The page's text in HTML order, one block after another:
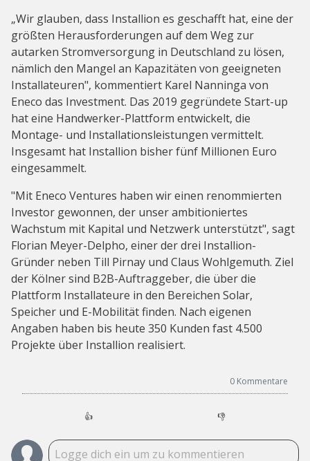
„Wir glauben, dass Installion es geschafft hat, eine der
größten Herausforderungen auf dem Weg zur
autarken Stromversorgung in Deutschland zu lösen,
nämlich den Mangel an Kapazitäten von geeigneten
Installateuren", kommentiert Karel Nanninga von
Eneco das Investment. Das 2019 gegründete Start-up
hat eine Handwerker-Plattform entwickelt, die
Montage- und Installationsleistungen vermittelt.
Insgesamt hat Installion bisher fünf Millionen Euro
eingesammelt.
"Mit Eneco Ventures haben wir einen renommierten
Investor gewonnen, der unser ambitioniertes
Wachstum mit Kapital und Netzwerk unterstützt", sagt
Florian Meyer-Delpho, einer der drei Installion-
Gründer neben Till Pirnay und Claus Wohlgemuth. Ziel
der Kölner sind B2B-Auftraggeber, die über die
Plattform Installateure in den Bereichen Solar,
Speicher und E-Mobilität finden. Nach eigenen
Angaben haben bis heute 350 Kunden fast 4.500
Projekte über Installion realisiert.
0 Kommentare
👍 👎